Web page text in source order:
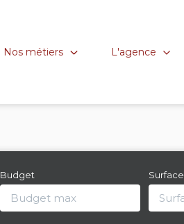
Nos métiers L'agence
Budget Surface